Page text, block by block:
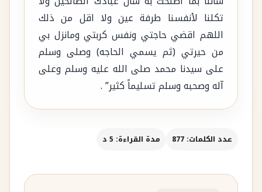
تكلنا لأنفسنا طرفة عين ولا اقل من ذلك
اللهم اقضي حاجتي ونفس كربتي ومانزل بي
من حيرتي (ثم يسمي الحاجه) وصلى وسلم
على سيدنا محمد صلى الله عليه وسلم وعلى
آله وصحبه وسلم تسليماً كثير” .
عدد الكلمات: 877 مدة القراءة: 5 د